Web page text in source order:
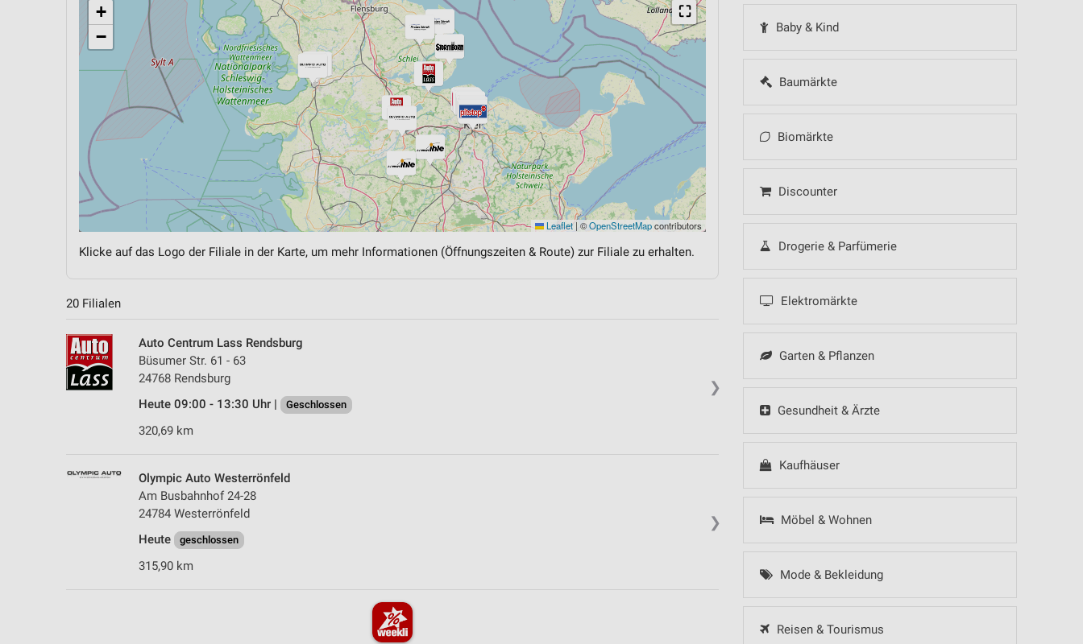
Baby & Kind
Baumärkte
Biomärkte
Discounter
Drogerie & Parfümerie
Elektromärkte
Garten & Pflanzen
Gesundheit & Ärzte
Kaufhäuser
Möbel & Wohnen
Mode & Bekleidung
Reisen & Tourismus
⛶
+
−
Leaflet | ©OpenStreetMapcontributors
Klicke auf das Logo der Filiale in der Karte, um mehr Informationen (Öffnungszeiten & Route) zur Filiale zu erhalten.
20 Filialen
❯
Auto Centrum Lass Rendsburg
Büsumer Str. 61 - 63
24768 Rendsburg
Heute 09:00 - 13:30 Uhr |
Geschlossen
320,69 km
❯
Olympic Auto Westerrönfeld
Am Busbahnhof 24-28
24784 Westerrönfeld
Heute
geschlossen
315,90 km